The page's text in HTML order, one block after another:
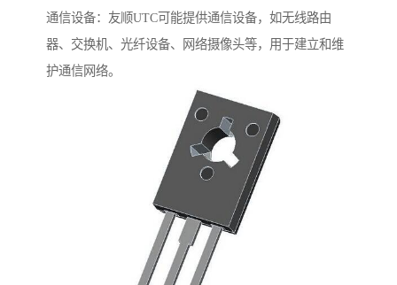
通信设备：友顺UTC可能提供通信设备，如无线路由
器、交换机、光纤设备、网络摄像头等，用于建立和维
护通信网络。